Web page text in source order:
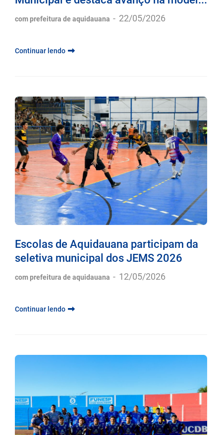
com prefeitura de aquidauana - 22/05/2026
Continuar lendo
Escolas de Aquidauana participam da
seletiva municipal dos JEMS 2026
com prefeitura de aquidauana - 12/05/2026
Continuar lendo